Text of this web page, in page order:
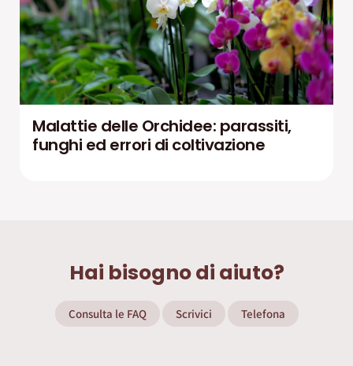
Malattie delle Orchidee: parassiti,
funghi ed errori di coltivazione
Hai bisogno di aiuto?
Consulta le FAQ Scrivici Telefona